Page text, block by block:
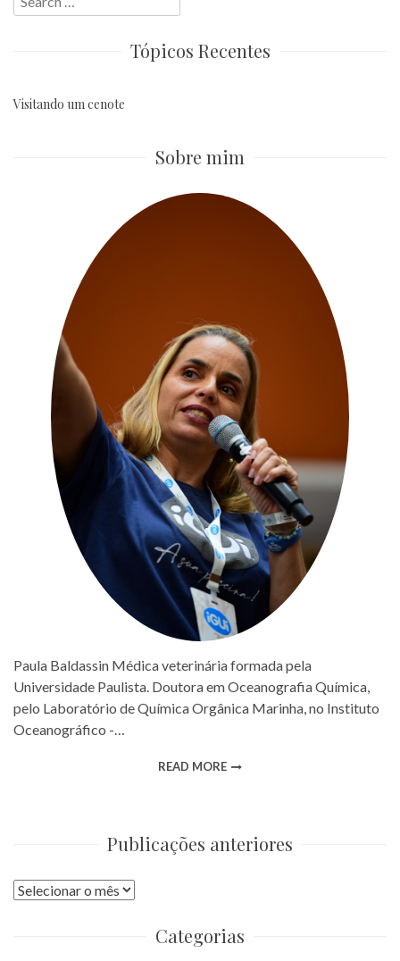
for:
Tópicos Recentes
Visitando um cenote
Sobre mim
Paula Baldassin Médica veterinária formada pela
Universidade Paulista. Doutora em Oceanografia Química,
pelo Laboratório de Química Orgânica Marinha, no Instituto
Oceanográfico -…
READ MORE
Publicações anteriores
Publicações
Categorias